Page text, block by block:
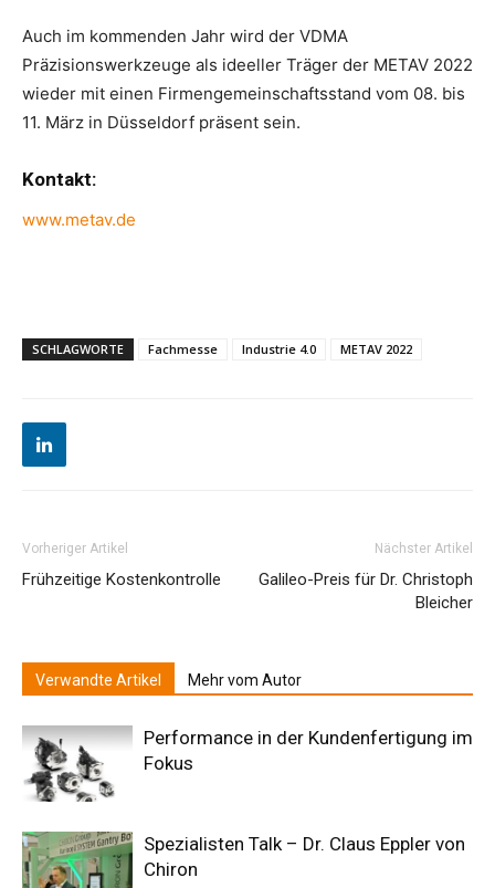
Auch im kommenden Jahr wird der VDMA
Präzisionswerkzeuge als ideeller Träger der METAV 2022
wieder mit einen Firmengemeinschaftsstand vom 08. bis
11. März in Düsseldorf präsent sein.
Kontakt:
www.metav.de
SCHLAGWORTE Fachmesse Industrie 4.0 METAV 2022
Vorheriger Artikel
Frühzeitige Kostenkontrolle
Nächster Artikel
Galileo-Preis für Dr. Christoph
Bleicher
Verwandte Artikel Mehr vom Autor
Performance in der Kundenfertigung im
Fokus
Spezialisten Talk – Dr. Claus Eppler von
Chiron